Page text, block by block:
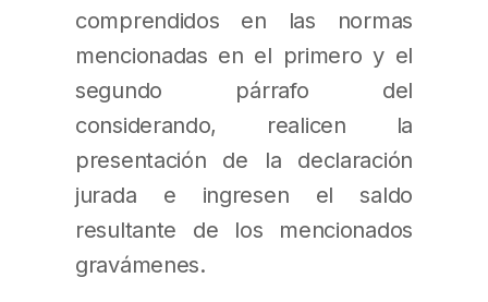
comprendidos en las normas
mencionadas en el primero y el
segundo párrafo del
considerando, realicen la
presentación de la declaración
jurada e ingresen el saldo
resultante de los mencionados
gravámenes.